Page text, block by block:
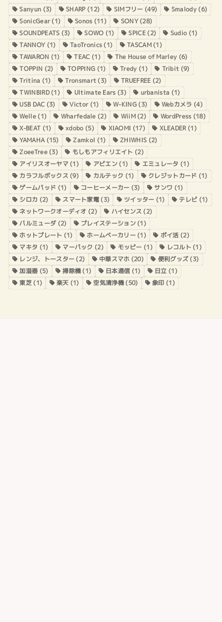
Sanyun (3) SHARP(12) SIMフリー (49) Smalody(6)
SonicGear(1) Sonos (11) SONY(28)
SOUNDPEATS (3) SOWO (1) SPICE(2) Sudio (1)
TANNOY (1) TaoTronics (1) TASCAM(1)
TAWARON (1) TEAC (1) The House of Marley (6)
TOPPIN (2) TOPPING (1) Tredy (1) Tribit (9)
Tritina (1) Tronsmart (3) TRUEFREE (2)
TWINBIRD(1) Ultimate Ears (3) urbanista (1)
USB DAC (3) Victor(1) W-KING(3) Webカメラ (4)
Welle(1) Wharfedale (2) WiiM(2) WordPress (18)
X-BEAT (1) xdobo (5) XIAOMI (17) XLEADER(1)
YAMAHA(15) Zamkol (1) ZHIWHIS (2)
ZoeeTree(3) もしもアフィリエイト (2)
アイリスオーヤマ(1) アビエン(1) エミュレータ (1)
カラフルボックス (9) カルテック (1) クレジットカード (1)
ゲームパッド (1) コーヒーメーカー (3) サンワ (1)
シロカ (2) スマート家電 (3) ツイッター (1) テレビ (1)
ネットワークオーディオ (2) ハイセンス (2)
バルミューダ(2) プレイステーション(1)
ホットプレート (1) ホームベーカリー(1) ポイ活 (2)
マキタ (1) マーパック (2) モッピー (1) レコルト (1)
レンジ、トースター (2) 中華スマホ (20) 便利グッズ (3)
加湿器 (5) 掃除機 (1) 日本通信 (1) 日立 (1)
東芝 (1) 楽天 (1) 空気清浄機(50) 象印 (1)